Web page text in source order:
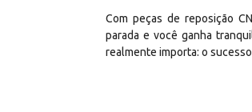
Com peças de reposição
parada e você ganha
realmente importa: o